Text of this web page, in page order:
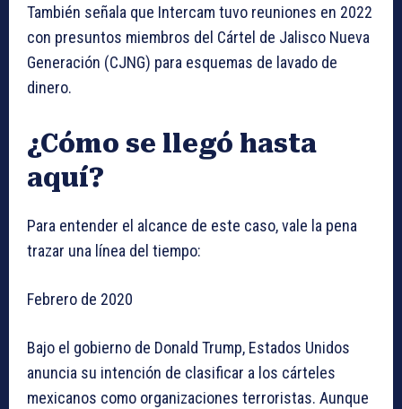
También señala que Intercam tuvo reuniones en 2022
con presuntos miembros del Cártel de Jalisco Nueva
Generación (CJNG) para esquemas de lavado de
dinero.
¿Cómo se llegó hasta
aquí?
Para entender el alcance de este caso, vale la pena
trazar una línea del tiempo:
Febrero de 2020
Bajo el gobierno de Donald Trump, Estados Unidos
anuncia su intención de clasificar a los cárteles
mexicanos como organizaciones terroristas. Aunque